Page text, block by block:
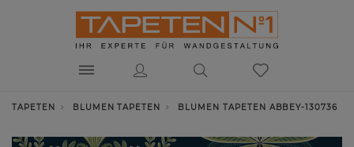
TAPETEN BLUMEN TAPETEN BLUMEN TAPETEN ABBEY-130736